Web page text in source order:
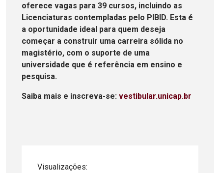
oferece vagas para 39 cursos, incluindo as
Licenciaturas contempladas pelo PIBID. Esta é
a oportunidade ideal para quem deseja
começar a construir uma carreira sólida no
magistério, com o suporte de uma
universidade que é referência em ensino e
pesquisa.
Saiba mais e inscreva-se: vestibular.unicap.br
Visualizações: